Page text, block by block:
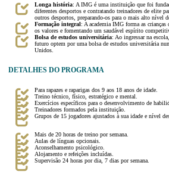
Longa história: A IMG é uma instituição que foi
diferentes desportos e contratando treinadores de elite
outros desportos, preparando-os para o mais alto nível
Formação integral: A academia IMG forma as
os valores e fomentando um saudável espírito
Bolsa de estudos universitária: Ao ingressar na
futuro optem por uma bolsa de estudos universitária
Unidos.
DETALHES DO PROGRAMA
Para rapazes e raparigas dos 9 aos 18 anos de idade.
Treino técnico, físico, estratégico e mental.
Exercícios específicos para o desenvolvimento de
Treinadores formados pela instituição.
Grupos de 15 jogadores ajustados à sua idade e nível
Mais de 20 horas de treino por semana.
Aulas de línguas opcionais.
Aconselhamento psicológico.
Alojamento e refeições incluídas.
Supervisão 24 horas por dia, 7 dias por semana.